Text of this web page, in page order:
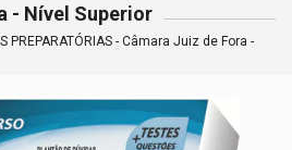
- Nível Superior
PREPARATÓRIAS - Câmara Juiz de Fora -